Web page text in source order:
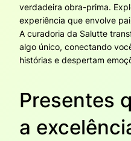
verdadeira obra-prima.
experiência que envolve
A curadoria da Salutte
algo único, conectando
histórias e despertam
Presentes
a